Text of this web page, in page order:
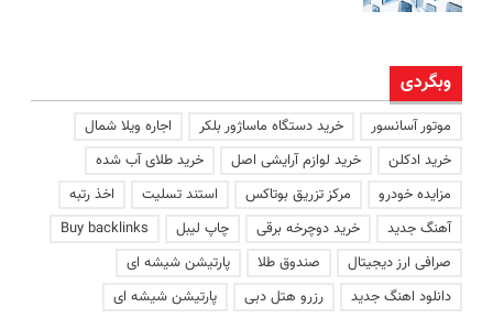
وبگردی
موتور آسانسور خرید دستگاه ماساژور بلکر
اجاره ویلا شمال
خرید ادکلن
خرید لوازم آرایشی اصل
خرید طلای آب شده
مزایده خودرو
مرکز تزریق بوتاکس استند تسلیت
اخذ رتبه
آهنگ جدید
خرید دوچرخه برقی چاپ لیبل
Buy backlinks
صرافی ارز دیجیتال
صندوق طلا
پارتیشن شیشه ای
دانلود اهنگ جدید
رزرو هتل دبی پارتیشن شیشه ای